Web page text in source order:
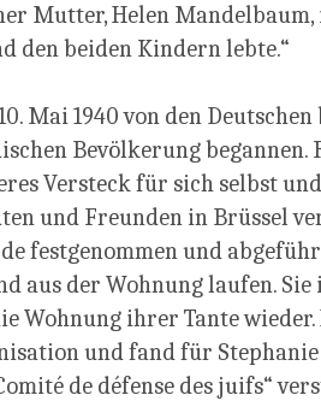
Mutter, Helen
den beiden Kindern lebte.“
Mai 1940 von den
Bevölkerung
Versteck für sich selbst
und Freunden in Brüssel
festgenommen und
aus der Wohnung laufen.
Wohnung ihrer Tante
und fand für Stephanie
de défense des juifs“